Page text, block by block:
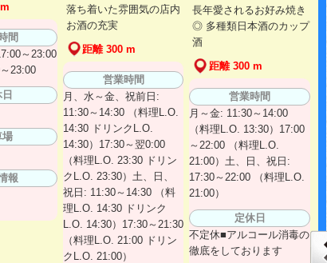
間
～23:00
23:00
場
報
落ち着いた雰囲気の店内
お酒の充実
距離 300 m
営業時間
月、水～金、祝前日:
11:30～14:30 （料理L.O.
14:30 ドリンクL.O.
14:30）17:30～翌0:00
（料理L.O. 23:30 ドリン
クL.O. 23:30）土、日、
祝日: 11:30～14:30 （料
理L.O. 14:30 ドリンク
L.O. 14:30）17:30～21:30
（料理L.O. 21:00 ドリン
クL.O. 21:00）
長年愛されるお好み焼き
◎ 多種類日本酒のカップ
酒
距離 300 m
営業時間
月～金: 11:30～14:00
（料理L.O. 13:30）17:00
～22:00 （料理L.O.
21:00）土、日、祝日:
17:30～22:00 （料理L.O.
21:00）
定休日
不定休■アルコール消毒の
徹底をしております